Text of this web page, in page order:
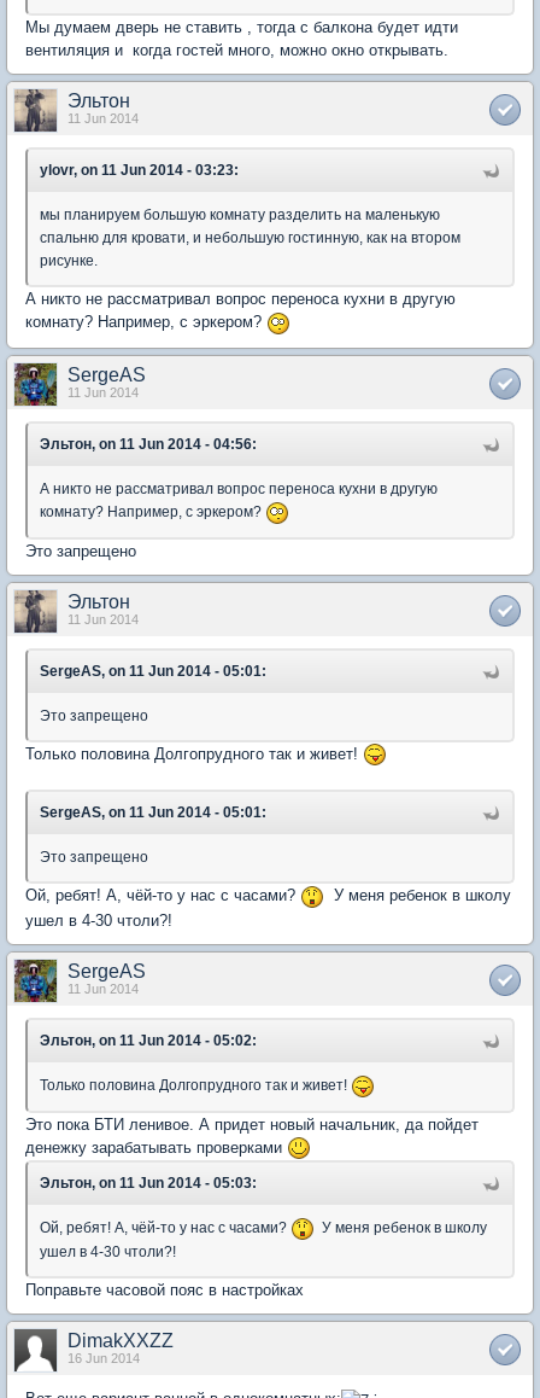
Мы думаем дверь не ставить , тогда с балкона будет идти
вентиляция и когда гостей много, можно окно открывать.
Эльтон
11 Jun 2014
ylovr, on 11 Jun 2014 - 03:23:
мы планируем большую комнату разделить на маленькую
спальню для кровати, и небольшую гостинную, как на втором
рисунке.
А никто не рассматривал вопрос переноса кухни в другую
комнату? Например, с эркером?
SergeAS
11 Jun 2014
Эльтон, on 11 Jun 2014 - 04:56:
А никто не рассматривал вопрос переноса кухни в другую
комнату? Например, с эркером?
Это запрещено
Эльтон
11 Jun 2014
SergeAS, on 11 Jun 2014 - 05:01:
Это запрещено
Только половина Долгопрудного так и живет!
SergeAS, on 11 Jun 2014 - 05:01:
Это запрещено
Ой, ребят! А, чёй-то у нас с часами?
У меня ребенок в школу
ушел в 4-30 чтоли?!
SergeAS
11 Jun 2014
Эльтон, on 11 Jun 2014 - 05:02:
Только половина Долгопрудного так и живет!
Это пока БТИ ленивое. А придет новый начальник, да пойдет
денежку зарабатывать проверками
Эльтон, on 11 Jun 2014 - 05:03:
Ой, ребят! А, чёй-то у нас с часами?
У меня ребенок в школу
ушел в 4-30 чтоли?!
Поправьте часовой пояс в настройках
DimakXXZZ
16 Jun 2014